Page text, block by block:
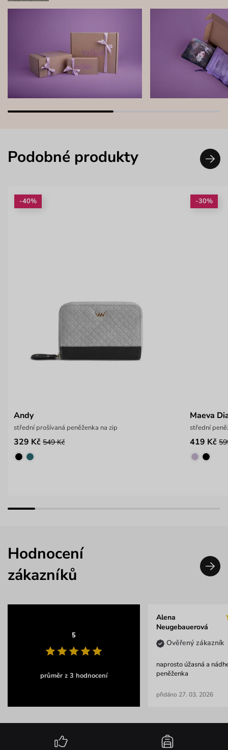
Podobné produkty
-40%
Andy
střední prošívaná peněženka na zip
329 Kč 549 Kč
-30%
Maeva
střední
419 Kč
Hodnocení
zákazníků
5
průměr z 3 hodnocení
Alena
Neugebauerová
Ověřený zákazník
naprosto úžasná a
peněženka
přidáno 27. 03. 2026